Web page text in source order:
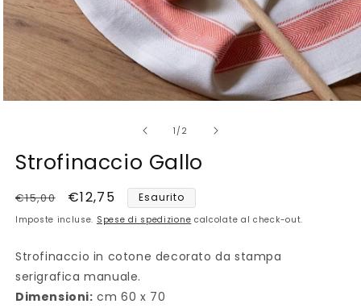
finestra
1 /su2
Strofinaccio Gallo
Prezzo
di
€15,00
Prezzo
scontato
€12,75 Esaurito
Imposte incluse. Spese di spedizione calcolate al check-out.
Strofinaccio in cotone decorato da stampa
serigrafica manuale.
Dimensioni: cm 60 x 70